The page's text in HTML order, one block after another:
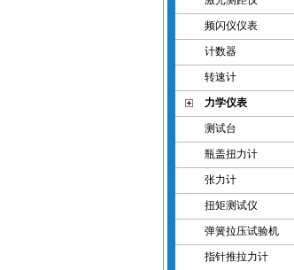
频闪仪仪表
计数器
转速计
力学仪表
测试台
瓶盖扭力计
张力计
扭矩测试仪
弹簧拉压试验机
指针推拉力计